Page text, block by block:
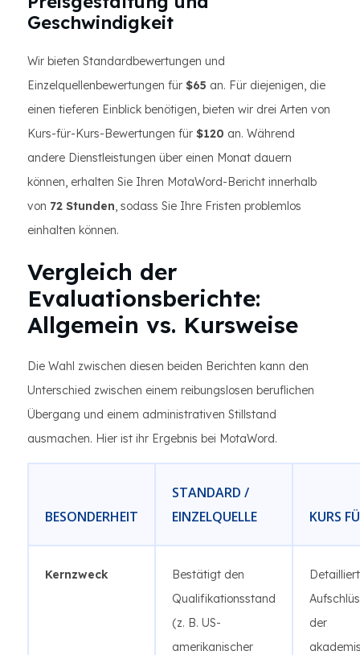
Geschwindigkeit
Wir bieten Standardbewertungen und
Einzelquellenbewertungen für $65 an. Für diejenigen, die
einen tieferen Einblick benötigen, bieten wir drei Arten von
Kurs-für-Kurs-Bewertungen für $120 an. Während
andere Dienstleistungen über einen Monat dauern
können, erhalten Sie Ihren MotaWord-Bericht innerhalb
von 72 Stunden, sodass Sie Ihre Fristen problemlos
einhalten können.
Vergleich der
Evaluationsberichte:
Allgemein vs. Kursweise
Die Wahl zwischen diesen beiden Berichten kann den
Unterschied zwischen einem reibungslosen beruflichen
Übergang und einem administrativen Stillstand
ausmachen. Hier ist ihr Ergebnis bei MotaWord.
BESONDERHEIT
STANDARD /
EINZELQUELLE
KURS
Kernzweck
Bestätigt den
Qualifikationsstand
(z. B. US-
amerikanischer
der